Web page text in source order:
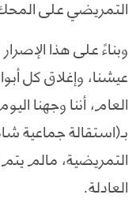
التمريضي على
وبناءً على هذا
عيشنا، وإغلاق كل
العام، أننا وجهنا
بـ(استقالة جماعية
التمريضية، مالم
العادلة.